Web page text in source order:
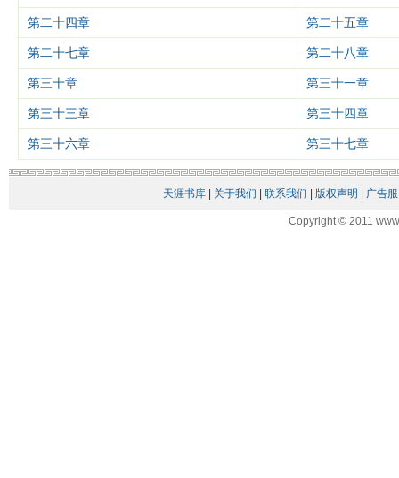
第二十四章 第二十五章
第二十七章 第二十八章
第三十章 第三十一章
第三十三章 第三十四章
第三十六章 第三十七章
天涯书库| 关于我们 联系我们 版权声明 广告
Copyright © 2011